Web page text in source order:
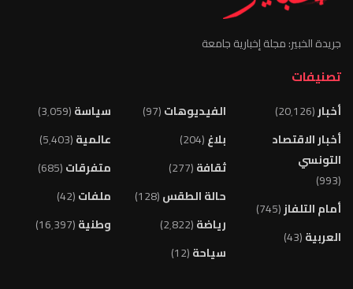
جريدة الخبير: مجلة إخبارية جامعة
تصنيفات
أخبار(20٬126)
أخبار الاقتصاد
التونسي
(993)
أمام التلفاز(745)
العربية(43)
الفيديوهات(97)
بلاغ(204)
ثقافة(277)
حالة الطقس(128)
رياضة(2٬822)
سياحة(12)
سياسة(3٬059)
عالمية(5٬403)
متفرقات(685)
ملفات(42)
وطنية(16٬397)